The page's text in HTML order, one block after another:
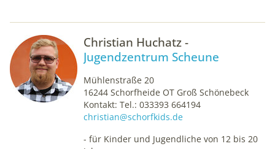
Christian Huchatz -
Jugendzentrum Scheune
Mühlenstraße 20
16244 Schorfheide OT Groß Schönebeck
Kontakt: Tel.: 033393 664194
christian@schorfkids.de
- für Kinder und Jugendliche von 12 bis 20